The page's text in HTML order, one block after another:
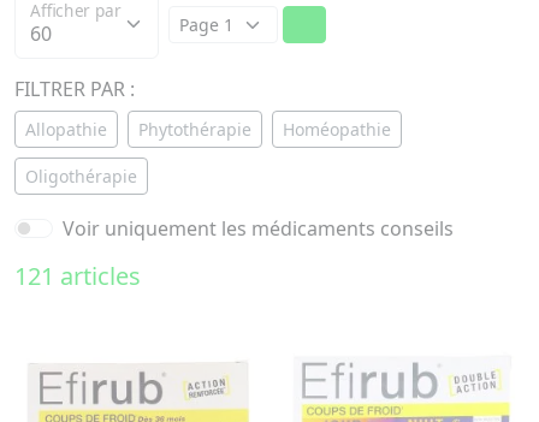
Afficher par
FILTRER PAR :
Allopathie Phytothérapie Homéopathie
Oligothérapie
Voir uniquement les médicaments conseils
121 articles